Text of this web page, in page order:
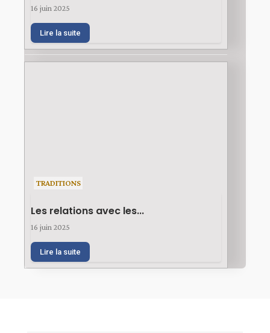
16 juin 2025
Lire la suite
TRADITIONS
Les relations avec les...
16 juin 2025
Lire la suite